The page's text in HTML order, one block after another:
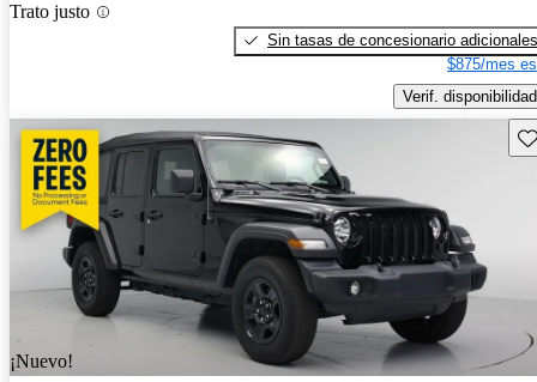
Trato justo
Sin tasas de concesionario adicionales
$875/mes
Verif. disponibilidad
¡Nuevo!